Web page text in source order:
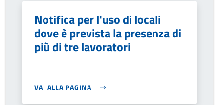
Notifica per l'uso di locali
dove è prevista la presenza di
più di tre lavoratori
VAI ALLA PAGINA